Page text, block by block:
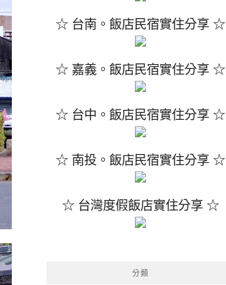
☆ 台南。飯店民宿實住分享 ☆
☆ 嘉義。飯店民宿實住分享 ☆
☆ 台中。飯店民宿實住分享 ☆
☆ 南投。飯店民宿實住分享 ☆
☆ 台灣度假飯店實住分享 ☆
分類